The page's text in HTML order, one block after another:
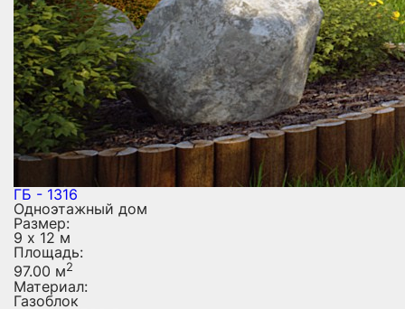
ГБ - 1316
Одноэтажный дом
Размер:
9 х 12 м
Площадь:
97.00 м2
Материал:
Газоблок